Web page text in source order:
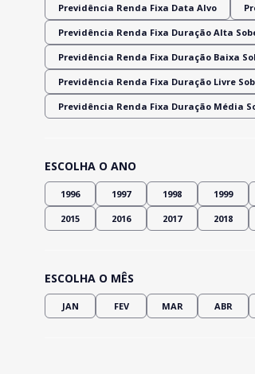
Previdência Renda Fixa Data Alvo
Previdência Renda Fixa Duração Alta
Previdência Renda Fixa Duração Baixa
Previdência Renda Fixa Duração Livre
Previdência Renda Fixa Duração Média
ESCOLHA O ANO
1996 1997 1998 1999
2015 2016 2017 2018
ESCOLHA O MÊS
JAN FEV MAR ABR